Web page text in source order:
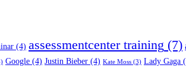
(4) assessmentcenter training (7)
Google (4) Justin Bieber (4) Kate Moss (3) Lady Gaga